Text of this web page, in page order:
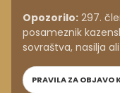
Opozorilo: 297.
posameznik
sovraštva, nasilja
PRAVILA ZA OBJAVO